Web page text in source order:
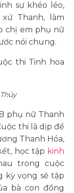
sự khéo léo,
Thanh, làm
chị em phụ nữ
nói chung.
phụ nữ Thanh
thi là dịp để
Thanh Hóa,
học tập kinh
trong cuộc
kỳ vọng sẽ tập
bà con đồng